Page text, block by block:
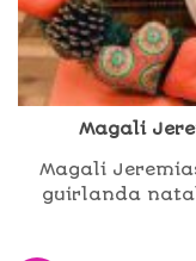
Magali
Magali
guirlanda